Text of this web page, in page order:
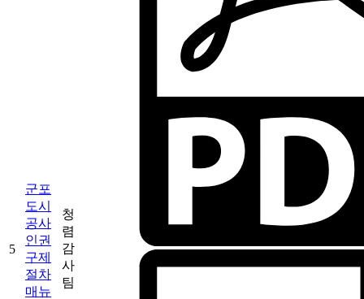
5
군포
도시
공사
인권
구제
절차
매뉴
청
렴
감
사
팀